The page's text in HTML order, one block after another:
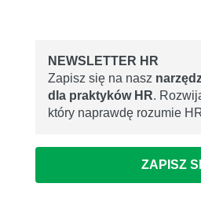
NEWSLETTER HR
Zapisz się na nasz
dla praktyków HR.
który naprawdę rozumie
ZAPISZ